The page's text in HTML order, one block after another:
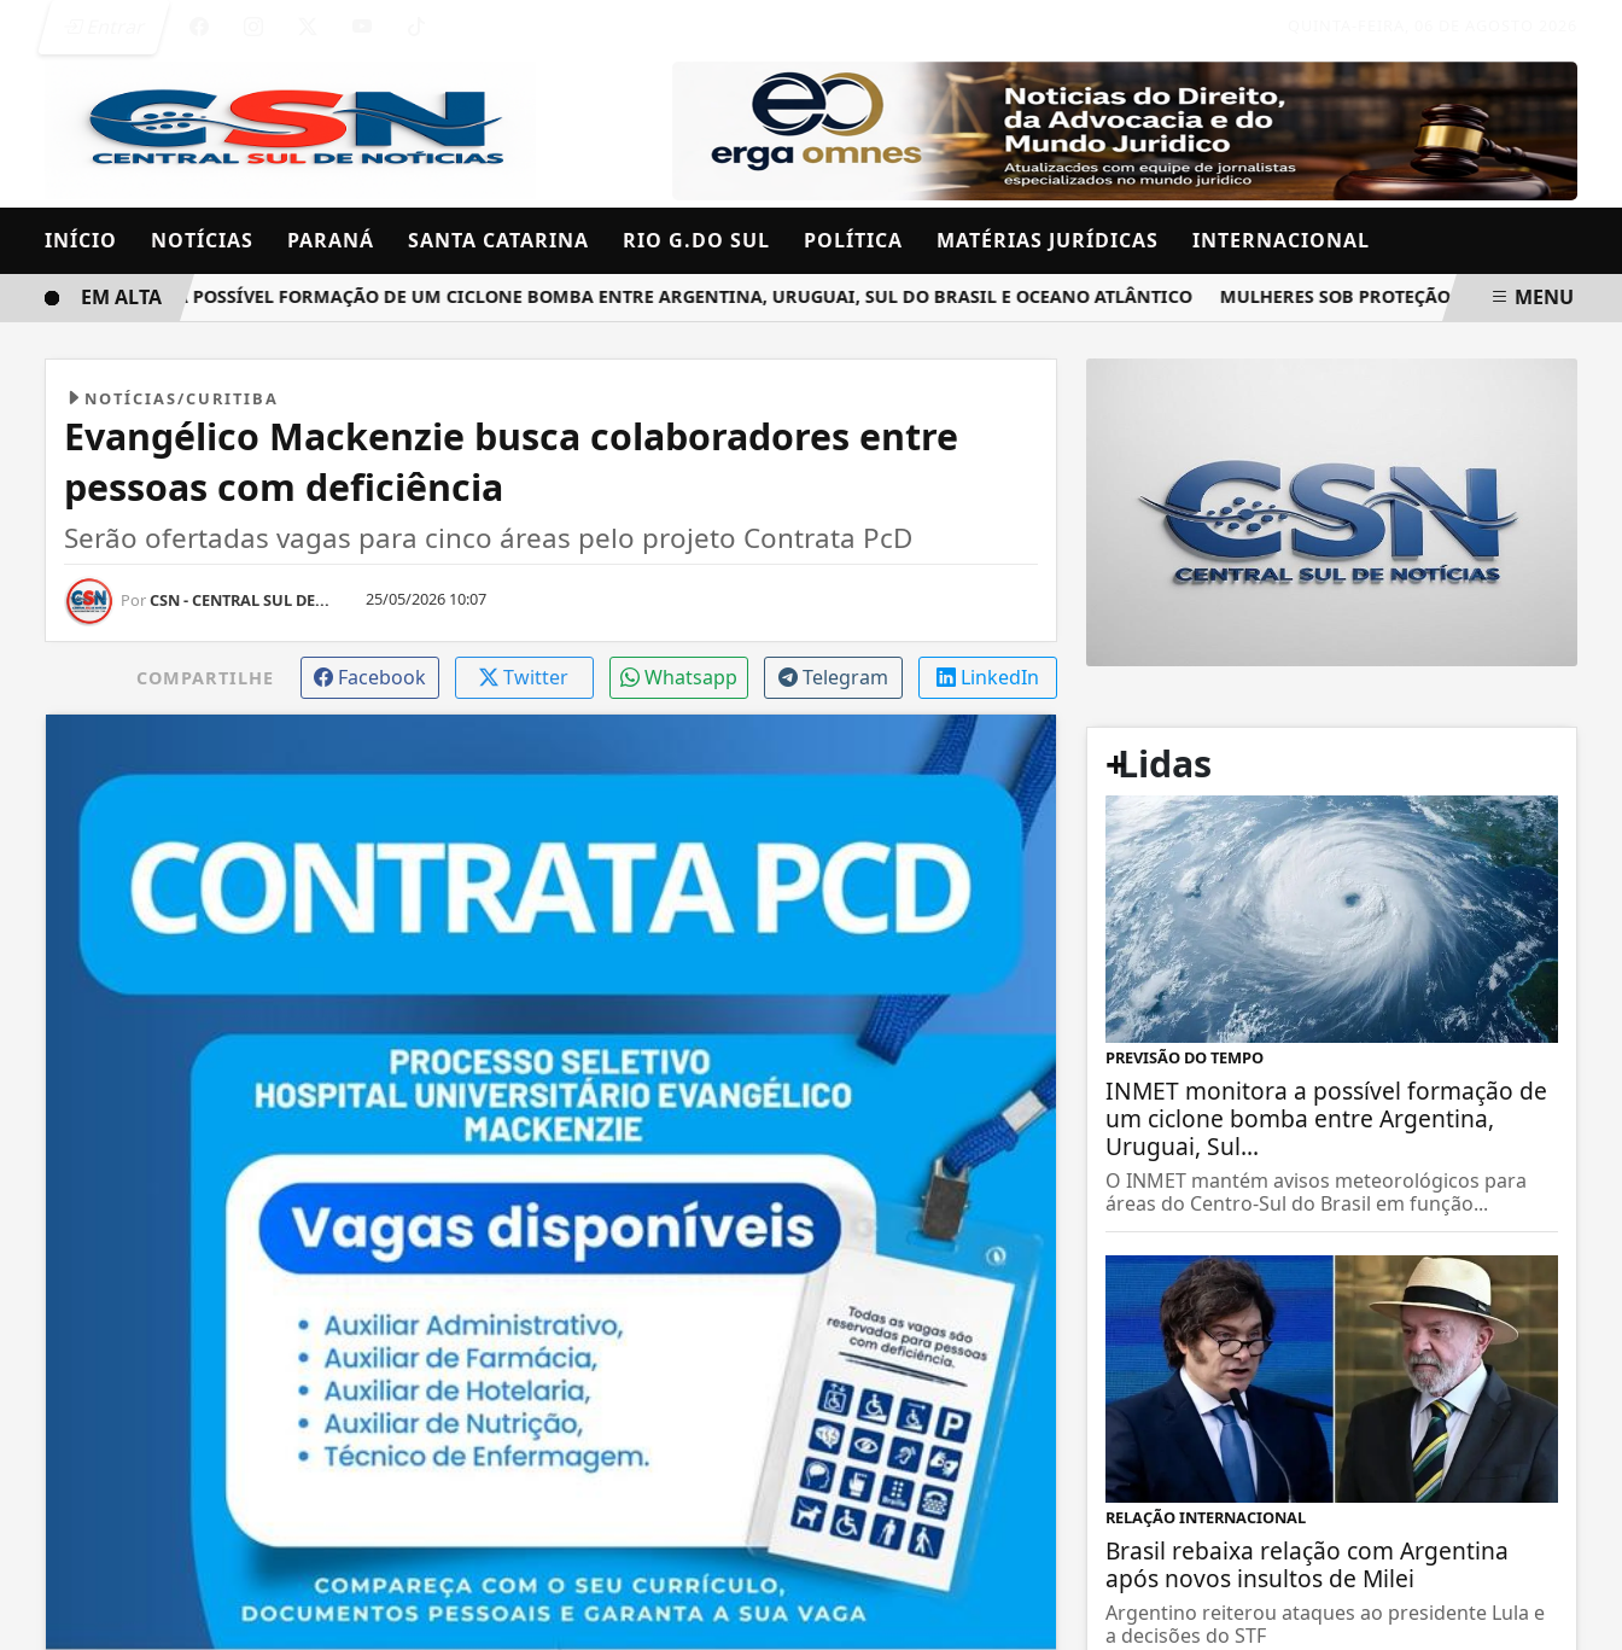
INÍCIO NOTÍCIAS PARANÁ SANTA CATARINA RIO G.DO SUL POLÍTICA MATÉRIAS JURÍDICAS INTERNACIONAL
MONITORA A POSSÍVEL FORMAÇÃO DE UM CICLONE BOMBA ENTRE ARGENTINA, URUGUAI, SUL DO BRASIL E OCEANO ATLÂNTICO MULHERES SOB PROTEÇÃO RECEBERÃO AVISO
EM ALTA MENU
NOTÍCIAS/CURITIBA
Evangélico Mackenzie busca colaboradores entre
pessoas com deficiência
Serão ofertadas vagas para cinco áreas pelo projeto Contrata PcD
PorCSN - CENTRAL SUL DE... 25/05/2026 10:07
COMPARTILHE Facebook Twitter Whatsapp Telegram LinkedIn
+
Lidas
PREVISÃO DO TEMPO
INMET monitora a possível formação de
um ciclone bomba entre Argentina,
Uruguai, Sul...
O INMET mantém avisos meteorológicos para
áreas do Centro-Sul do Brasil em função...
RELAÇÃO INTERNACIONAL
Brasil rebaixa relação com Argentina
após novos insultos de Milei
Argentino reiterou ataques ao presidente Lula e
a decisões do STF